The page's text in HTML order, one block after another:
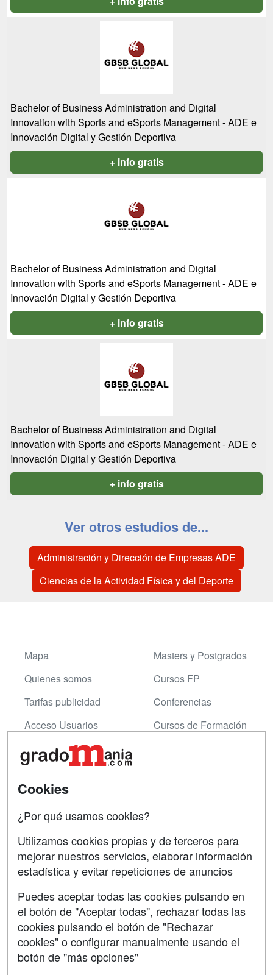
Bachelor of Business Administration and Digital
Innovation with Sports and eSports Management - ADE e
Innovación Digital y Gestión Deportiva
+ info gratis
Bachelor of Business Administration and Digital
Innovation with Sports and eSports Management - ADE e
Innovación Digital y Gestión Deportiva
+ info gratis
Bachelor of Business Administration and Digital
Innovation with Sports and eSports Management - ADE e
Innovación Digital y Gestión Deportiva
+ info gratis
Ver otros estudios de...
Administración y Dirección de Empresas ADE
Ciencias de la Actividad Física y del Deporte
Mapa
Quienes somos
Tarifas publicidad
Acceso Usuarios
Acceso Centros
Masters y Postgrados
Cursos FP
Conferencias
Cursos de Formación
Contactar
Copyleft
Grupo formazion:
Cookies
¿Por qué usamos cookies?
Utilizamos cookies propias y de terceros para
mejorar nuestros servicios, elaborar información
estadística y evitar repeticiones de anuncios
Puedes aceptar todas las cookies pulsando en
el botón de "Aceptar todas", rechazar todas las
cookies pulsando el botón de "Rechazar
cookies" o configurar manualmente usando el
botón de "más opciones"